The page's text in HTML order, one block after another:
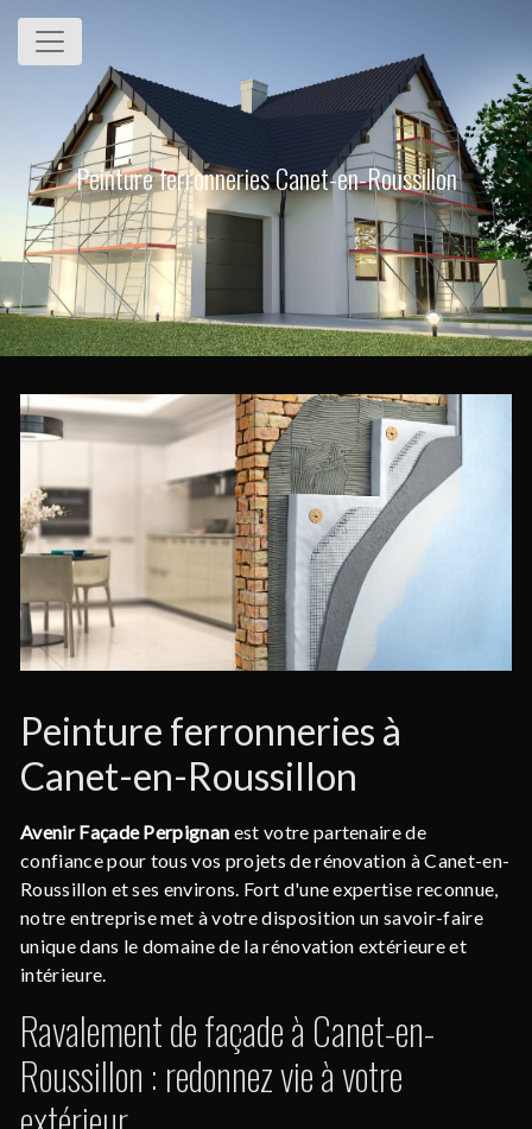
Panneau de gestion des cookies
Peinture ferronneries Canet-en-Roussillon
Peinture ferronneries à
Canet-en-Roussillon
Avenir Façade Perpignan est votre partenaire de
confiance pour tous vos projets de rénovation à Canet-en-
Roussillon et ses environs. Fort d'une expertise reconnue,
notre entreprise met à votre disposition un savoir-faire
unique dans le domaine de la rénovation extérieure et
intérieure.
Ravalement de façade à Canet-en-
Roussillon : redonnez vie à votre